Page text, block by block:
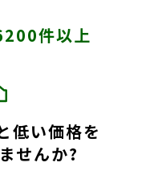
件以上
低い価格を
せんか?